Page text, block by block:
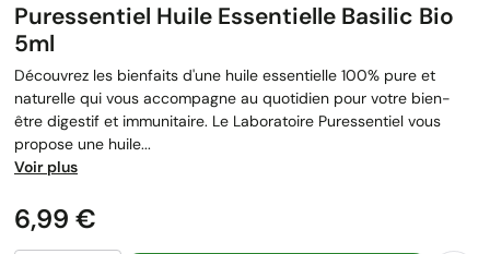
Puressentiel Huile Essentielle Basilic Bio
5ml
Découvrez les bienfaits d'une huile essentielle 100% pure et
naturelle qui vous accompagne au quotidien pour votre bien-
être digestif et immunitaire. Le Laboratoire Puressentiel vous
propose une huile...
Voir plus
Prix
6,99 €